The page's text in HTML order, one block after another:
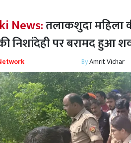
News:तलाकशुदा महिला
निशांदेही पर बरामद हुआ
ByAmrit Vichar